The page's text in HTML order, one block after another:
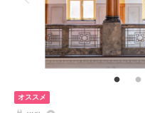
家族と撮影 家族
そ
衣裳小物（末広、5点セット、ヘ
ット、スタジオシーン利用（1シ
「写真を1枚、特別な記念に」リ
シンプルで分かりやすいフォトウ
オススメ